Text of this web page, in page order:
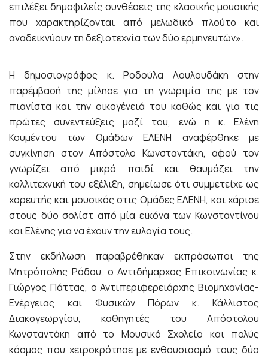
επιλέξει δημοφιλείς συνθέσεις της κλασικής μουσικής
που χαρακτηρίζονται από μελωδικό πλούτο και
αναδεικνύουν τη δεξιοτεχνία των δύο ερμηνευτών».
Η δημοσιογράφος κ. Ροδούλα Λουλουδάκη στην
παρέμβασή της μίλησε για τη γνωριμία της με τον
πιανίστα και την οικογένειά του καθώς και για τις
πρώτες συνεντεύξεις μαζί του, ενώ η κ. Ελένη
Κουμέντου των Ομάδων ΕΛΕΝΗ αναφέρθηκε με
συγκίνηση στον Απόστολο Κωνσταντάκη, αφού τον
γνωρίζει από μικρό παιδί και θαυμάζει την
καλλιτεχνική του εξέλιξη, σημείωσε ότι συμμετείχε ως
χορευτής και μουσικός στις Ομάδες ΕΛΕΝΗ, και χάρισε
στους δύο σολίστ από μία εικόνα των Κωνσταντίνου
και Ελένης για να έχουν την ευλογία τους.
Στην εκδήλωση παραβρέθηκαν εκπρόσωποι της
Μητρόπολης Ρόδου, ο Αντιδήμαρχος Επικοινωνίας κ.
Γιώργος Πάττας, ο Αντιπεριφερειάρχης Βιομηχανίας-
Ενέργειας και Φυσικών Πόρων κ. Κάλλιστος
Διακογεωργίου, καθηγητές του Απόστολου
Κωνσταντάκη από το Μουσικό Σχολείο και πολύς
κόσμος που χειροκρότησε με ενθουσιασμό τους δύο